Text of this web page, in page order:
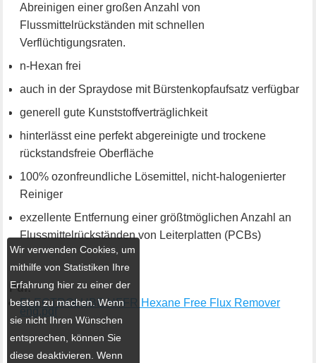
Abreinigen einer großen Anzahl von
Flussmittelrückständen mit schnellen
Verflüchtigungsraten.
n-Hexan frei
auch in der Spraydose mit Bürstenkopfaufsatz verfügbar
generell gute Kunststoffverträglichkeit
hinterlässt eine perfekt abgereinigte und trockene
rückstandsfreie Oberfläche
100% ozonfreundliche Lösemittel, nicht-halogenierter
Reiniger
exzellente Entfernung einer größtmöglichen Anzahl an
Flussmittelrückständen von Leiterplatten (PCBs)
Pdf:
ELECTROLUBE HFFR Hexane Free Flux Remover
Wir verwenden Cookies, um
mithilfe von Statistiken Ihre
Erfahrung hier zu einer der
besten zu machen. Wenn
sie nicht Ihren Wünschen
entsprechen, können Sie
diese deaktivieren. Wenn